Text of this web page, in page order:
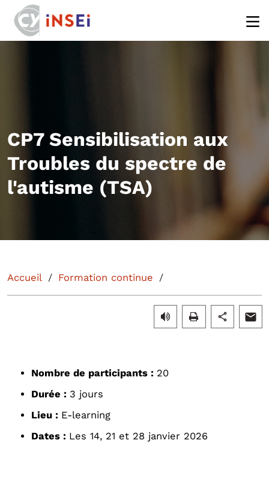
CP7 Sensibilisation aux
Troubles du spectre de
l'autisme (TSA)
Accueil Formation continue
Nombre de participants : 20
Durée : 3 jours
Lieu : E-learning
Dates : Les 14, 21 et 28 janvier 2026